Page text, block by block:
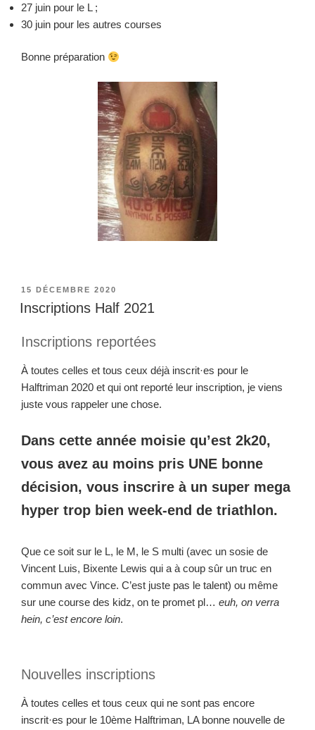
27 juin pour le L ;
30 juin pour les autres courses
Bonne préparation
PUBLIÉ
LE
15 DÉCEMBRE 2020
Inscriptions Half 2021
Inscriptions reportées
À toutes celles et tous ceux déjà inscrit·es pour le
Halftriman 2020 et qui ont reporté leur inscription, je viens
juste vous rappeler une chose.
Dans cette année moisie qu’est 2k20,
vous avez au moins pris UNE bonne
décision, vous inscrire à un super mega
hyper trop bien week-end de triathlon.
Que ce soit sur le L, le M, le S multi (avec un sosie de
Vincent Luis, Bixente Lewis qui a à coup sûr un truc en
commun avec Vince. C’est juste pas le talent) ou même
sur une course des kidz, on te promet pl… euh, on verra
hein, c’est encore loin.
Nouvelles inscriptions
À toutes celles et tous ceux qui ne sont pas encore
inscrit·es pour le 10ème Halftriman, LA bonne nouvelle de